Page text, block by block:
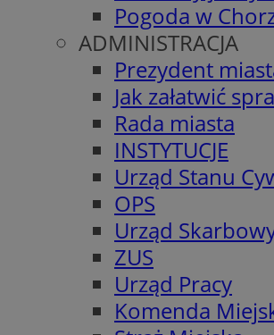
Pogoda w
ADMINISTRACJA
Prezydent
Jak załatwić
Rada miasta
INSTYTUCJE
Urząd Stanu
OPS
Urząd
ZUS
Urząd Pracy
Komenda